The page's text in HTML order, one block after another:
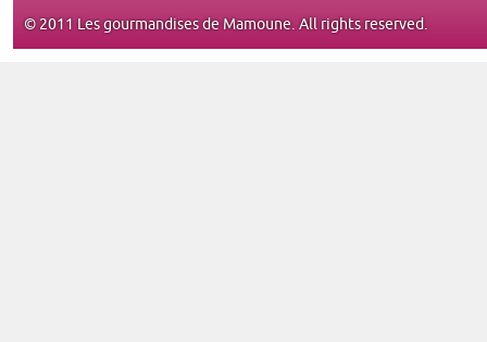
© 2011 Les gourmandises de Mamoune. All rights reserved.